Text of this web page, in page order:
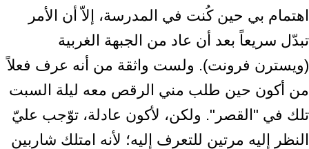
اهتمام بي حين كُنت في المدرسة، إلاّ أن الأمر
تبدّل سريعاً بعد أن عاد من الجبهة الغربية
(ويسترن فرونت). ولست واثقة من أنه عرف فعلاً
من أكون حين طلب مني الرقص معه ليلة السبت
تلك في "القصر". ولكن، لأكون عادلة، توّجب عليّ
النظر إليه مرتين للتعرف إليه؛ لأنه امتلك شاربين